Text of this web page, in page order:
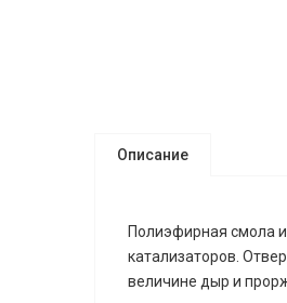
Описание
Полиэфирная смола
катализаторов.
величине дыр и